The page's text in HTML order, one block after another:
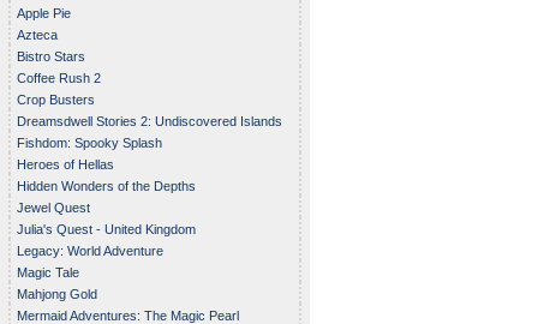
Apple Pie
Azteca
Bistro Stars
Coffee Rush 2
Crop Busters
Dreamsdwell Stories 2: Undiscovered Islands
Fishdom: Spooky Splash
Heroes of Hellas
Hidden Wonders of the Depths
Jewel Quest
Julia's Quest - United Kingdom
Legacy: World Adventure
Magic Tale
Mahjong Gold
Mermaid Adventures: The Magic Pearl